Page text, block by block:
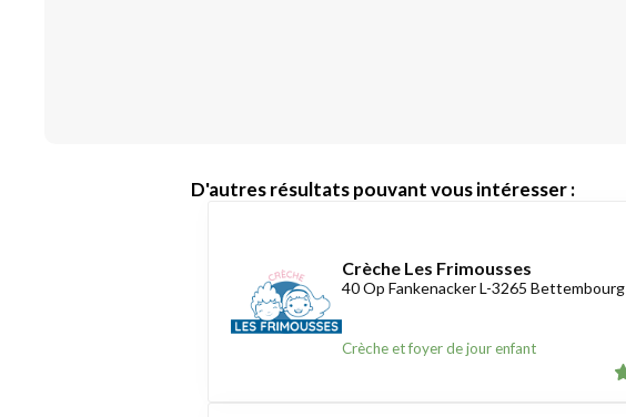
D'autres résultats pouvant vous intéresser :
Crèche Les Frimousses
40 Op Fankenacker L-3265 Bettembourg
Crèche et foyer de jour enfant